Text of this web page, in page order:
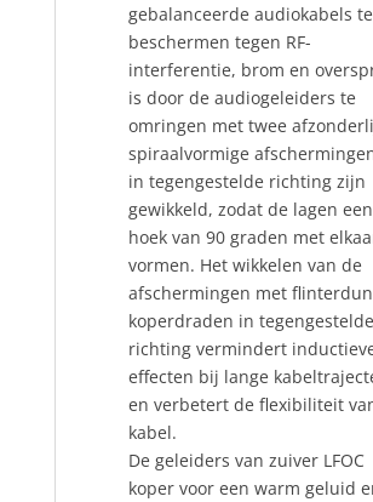
gebalanceerde audiokabels te
beschermen tegen RF-
interferentie, brom en
is door de audiogeleiders te
omringen met twee
spiraalvormige
in tegengestelde richting zijn
gewikkeld, zodat de lagen een
hoek van 90 graden met
vormen. Het wikkelen van de
afschermingen met
koperdraden in tegengestelde
richting vermindert
effecten bij lange
en verbetert de flexibiliteit
kabel.
De geleiders van zuiver LFOC
koper voor een warm geluid